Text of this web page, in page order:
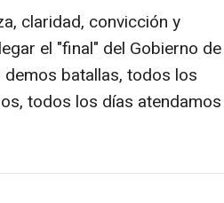
claridad, convicción y
el "final" del Gobierno de
batallas, todos los
todos los días atendamos